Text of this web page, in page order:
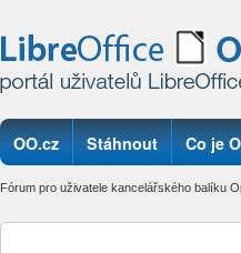
OO.cz Stáhnout Co je
Fórum pro uživatele kancelářského balíku